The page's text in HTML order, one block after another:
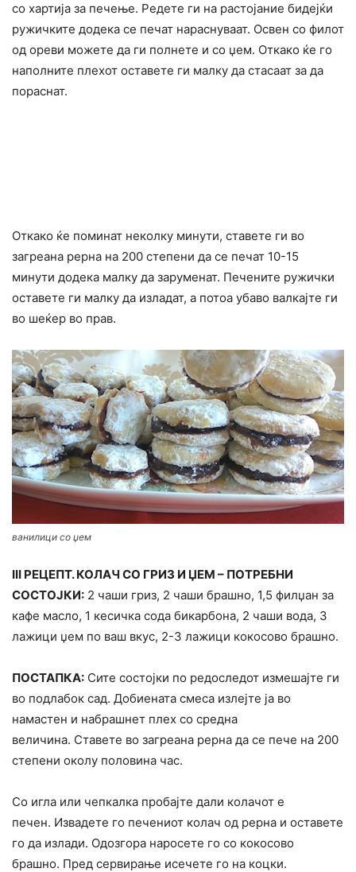
со хартија за печење. Редете ги на растојание бидејќи
ружичките додека се печат нараснуваат. Освен со филот
од ореви можете да ги полнете и со џем. Откако ќе го
наполните плехот оставете ги малку да стасаат за да
пораснат.
Откако ќе поминат неколку минути, ставете ги во
загреана рерна на 200 степени да се печат 10-15
минути додека малку да заруменат. Печените ружички
оставете ги малку да изладат, а потоа убаво валкајте ги
во шеќер во прав.
ванилици со џем
III РЕЦЕПТ. КОЛАЧ СО ГРИЗ И ЏЕМ – ПОТРЕБНИ
СОСТОЈКИ: 2 чаши гриз, 2 чаши брашно, 1,5 филџан за
кафе масло, 1 кесичка сода бикарбона, 2 чаши вода, 3
лажици џем по ваш вкус, 2-3 лажици кокосово брашно.
ПОСТАПКА: Сите состојки по редоследот измешајте ги
во подлабок сад. Добиената смеса излејте ја во
намастен и набрашнет плех со средна
величина. Ставете во загреана рерна да се пече на 200
степени околу половина час.
Со игла или чепкалка пробајте дали колачот е
печен. Извадете го печениот колач од рерна и оставете
го да излади. Одозгора наросете го со кокосово
брашно. Пред сервирање исечете го на коцки.